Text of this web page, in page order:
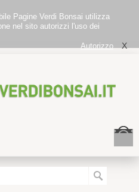
Pagine Verdi Bonsai utilizza
nel sito autorizzi l'uso dei
Autorizzo
X